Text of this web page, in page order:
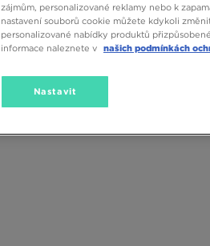
zájmům, personalizované reklamy nebo k
nastavení souborů cookie můžete kdykoli
personalizované nabídky produktů
informace naleznete v našich podmínkách
Nastavit